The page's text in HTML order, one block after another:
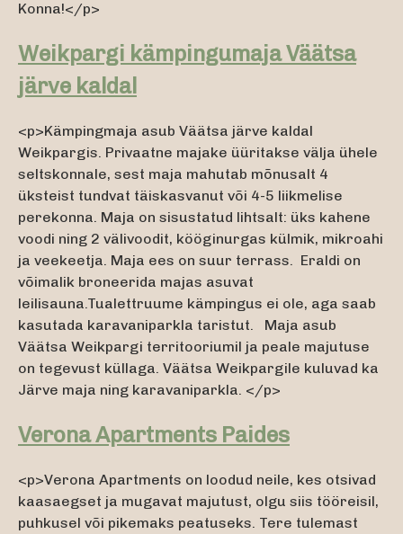
Konna!</p>
Weikpargi kämpingumaja Väätsa
järve kaldal
<p>Kämpingmaja asub Väätsa järve kaldal
Weikpargis. Privaatne majake üüritakse välja ühele
seltskonnale, sest maja mahutab mõnusalt 4
üksteist tundvat täiskasvanut või 4-5 liikmelise
perekonna. Maja on sisustatud lihtsalt: üks kahene
voodi ning 2 välivoodit, kööginurgas külmik, mikroahi
ja veekeetja. Maja ees on suur terrass. Eraldi on
võimalik broneerida majas asuvat
leilisauna.Tualettruume kämpingus ei ole, aga saab
kasutada karavaniparkla taristut. Maja asub
Väätsa Weikpargi territooriumil ja peale majutuse
on tegevust küllaga. Väätsa Weikpargile kuluvad ka
Järve maja ning karavaniparkla. </p>
Verona Apartments Paides
<p>Verona Apartments on loodud neile, kes otsivad
kaasaegset ja mugavat majutust, olgu siis tööreisil,
puhkusel või pikemaks peatuseks. Tere tulemast